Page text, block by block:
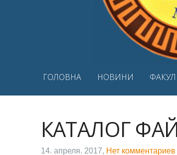
ГОЛОВНА НОВИНИ
КАТАЛОГ
14. апреля. 2017, Нет комментариев